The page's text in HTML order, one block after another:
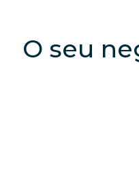
O seu